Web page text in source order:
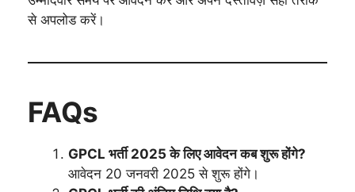
से अपलोड करें।
FAQs
GPCL भर्ती 2025 के लिए आवेदन कब शुरू होंगे?
आवेदन 20 जनवरी 2025 से शुरू होंगे।